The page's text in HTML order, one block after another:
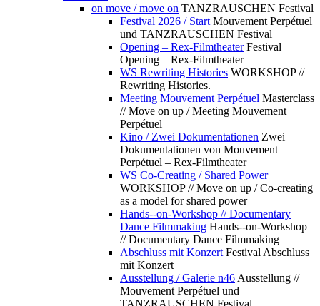
on move / move on TANZRAUSCHEN Festival
Festival 2026 / Start Mouvement Perpétuel
und TANZRAUSCHEN Festival
Opening – Rex-Filmtheater Festival
Opening – Rex-Filmtheater
WS Rewriting Histories WORKSHOP //
Rewriting Histories.
Meeting Mouvement Perpétuel Masterclass
// Move on up / Meeting Mouvement
Perpétuel
Kino / Zwei Dokumentationen Zwei
Dokumentationen von Mouvement
Perpétuel – Rex-Filmtheater
WS Co-Creating / Shared Power
WORKSHOP // Move on up / Co-creating
as a model for shared power
Hands--on-Workshop // Documentary
Dance Filmmaking Hands--on-Workshop
// Documentary Dance Filmmaking
Abschluss mit Konzert Festival Abschluss
mit Konzert
Ausstellung / Galerie n46 Ausstellung //
Mouvement Perpétuel und
TANZRAUSCHEN Festival